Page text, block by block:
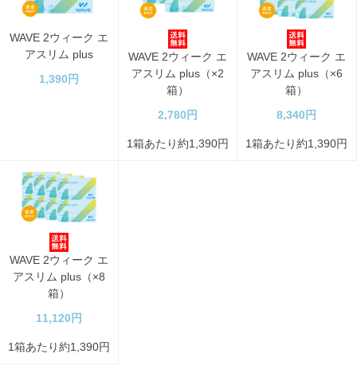
WAVE 2ウィーク エ
アスリム plus
1,390円
WAVE 2ウィーク エ
アスリム plus（×2
箱）
2,780円
1箱あたり約1,390円
WAVE 2ウィーク エ
アスリム plus（×6
箱）
8,340円
1箱あたり約1,390円
WAVE 2ウィーク エ
アスリム plus（×8
箱）
11,120円
1箱あたり約1,390円